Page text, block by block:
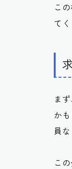
こ
て
ま
か
員
こ